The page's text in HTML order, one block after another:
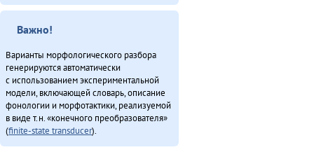
Дуннэ баилин. «Бугава дэсутвэт» (2013)
Дюр Ганалчил (2011)
Законодательнай собранияду Анатолий Амосов: «Бэлэды
балдыдяӈал» (2013)
Конкурс «Мэнӈи турэн» (2013)
Куюмбаӈи нонопты таткит-дюн (2013)
Международнай тэгэл турэрдун тыргани (2013)
Минӈи «Эвэды ин» газета (2013)
Важно!
Варианты морфологического разбора
генерируются автоматически
с использованием экспериментальной
модели, включающей словарь, описание
фонологии и морфотактики, реализуемой
в виде т.н. «конечного преобразователя»
(finite-state transducer).